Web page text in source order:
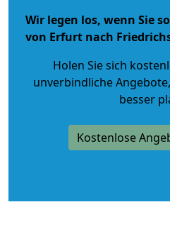
Wir legen los, wenn Sie
von Erfurt nach
Holen Sie sich
unverbindliche Angebote
besser
Kostenlose